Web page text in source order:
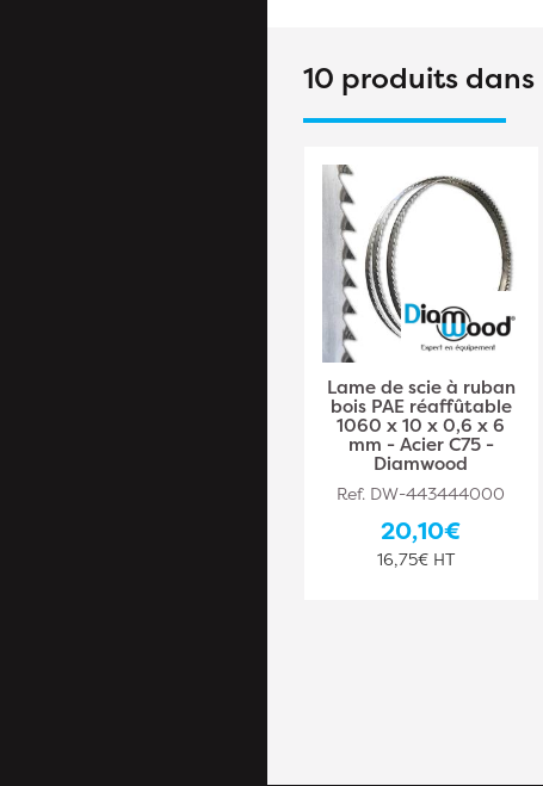
10 produits dans
Lame de scie à ruban
bois PAE réaffûtable
1060 x 10 x 0,6 x 6
mm - Acier C75 -
Diamwood
Ref. DW-443444000
20,10€
16,75€ HT